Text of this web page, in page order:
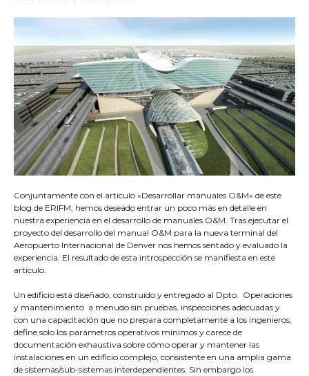
Conjuntamente con el artículo «Desarrollar manuales O&M» de este
blog de ERIFM, hemos deseado entrar un poco más en detalle en
nuestra experiencia en el desarrollo de manuales O&M. Tras ejecutar el
proyecto del desarrollo del manual O&M para la nueva terminal del
Aeropuerto Internacional de Denver nos hemos sentado y evaluado la
experiencia. El resultado de esta introspección se manifiesta en este
artículo.
Un edificio está diseñado, construido y entregado al Dpto. Operaciones
y mantenimiento a menudo sin pruebas, inspecciones adecuadas y
con una capacitación que no prepara completamente a los ingenieros,
define solo los parámetros operativos mínimos y carece de
documentación exhaustiva sobre cómo operar y mantener las
instalaciones en un edificio complejo, consistente en una amplia gama
de sistemas/sub-sistemas interdependientes. Sin embargo los